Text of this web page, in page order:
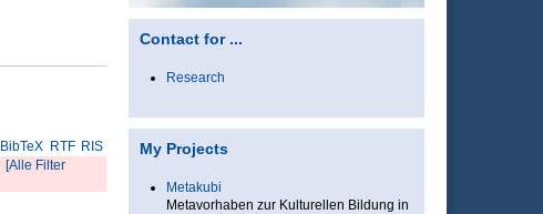
BibTeX RTF RIS
[Alle Filter
Contact for ...
Research
My Projects
Metakubi
Metavorhaben zur Kulturellen Bildung in